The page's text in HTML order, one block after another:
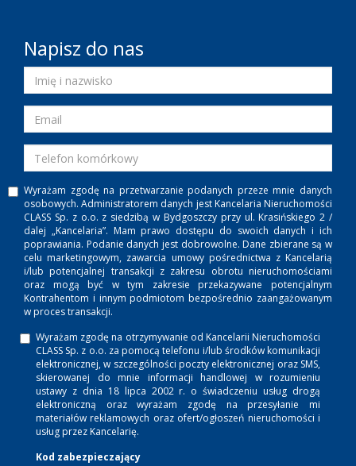
Napisz do nas
Wyrażam zgodę na przetwarzanie podanych przeze mnie danych
osobowych. Administratorem danych jest Kancelaria Nieruchomości
CLASS Sp. z o.o. z siedzibą w Bydgoszczy przy ul. Krasińskiego 2 /
dalej „Kancelaria”. Mam prawo dostępu do swoich danych i ich
poprawiania. Podanie danych jest dobrowolne. Dane zbierane są w
celu marketingowym, zawarcia umowy pośrednictwa z Kancelarią
i/lub potencjalnej transakcji z zakresu obrotu nieruchomościami
oraz mogą być w tym zakresie przekazywane potencjalnym
Kontrahentom i innym podmiotom bezpośrednio zaangażowanym
w proces transakcji.
Wyrażam zgodę na otrzymywanie od Kancelarii Nieruchomości
CLASS Sp. z o.o. za pomocą telefonu i/lub środków komunikacji
elektronicznej, w szczególności poczty elektronicznej oraz SMS,
skierowanej do mnie informacji handlowej w rozumieniu
ustawy z dnia 18 lipca 2002 r. o świadczeniu usług drogą
elektroniczną oraz wyrażam zgodę na przesyłanie mi
materiałów reklamowych oraz ofert/ogłoszeń nieruchomości i
usług przez Kancelarię.
Kod zabezpieczający